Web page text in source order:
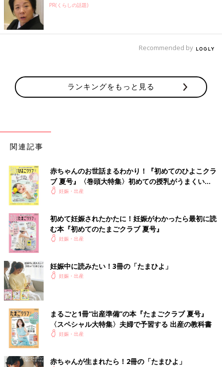
PR(くらしの話題)
Recommended by
ランキングをもっと見る
関連記事
赤ちゃんのお世話まるわかり！『初めてのひよこクラ
ブ 夏号』〈巻頭大特集〉初めての授乳がうまくい
く！ おっぱい・ミルクの基本と夏のトラブル 解決テ
妊娠・出産
初めて妊娠されたかたに！妊娠がわかったら最初に読
む本『初めてのたまごクラブ 夏号』
妊娠・出産
妊娠中に読みたい！3冊の「たまひよ」
妊娠・出産
まるごと1冊“出産準備”の本『たまごクラブ 夏号』
〈スペシャル大特集〉夫婦で予習する 出産の教科書
妊娠・出産
赤ちゃんが生まれたら！2冊の「たまひよ」